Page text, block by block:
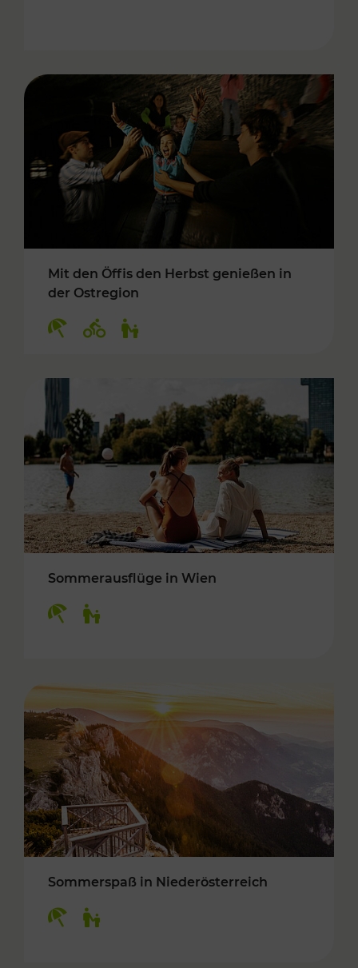
Mit den Öffis den Herbst genießen in
der Ostregion
Sommerausflüge in Wien
Sommerspaß in Niederösterreich